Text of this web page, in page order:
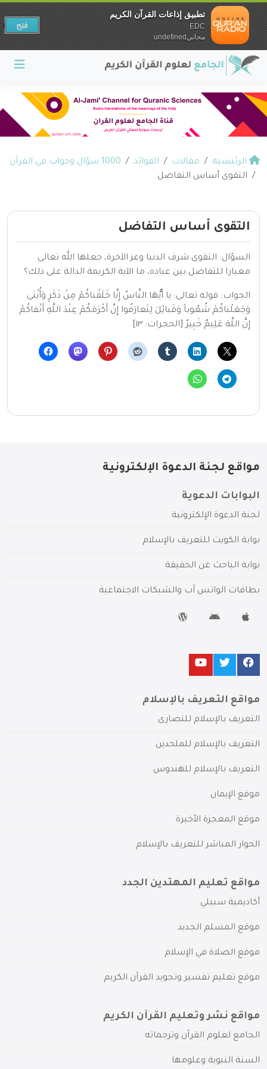
الرئيسية مقالات الفوائد
1000 سؤال وجواب في القرآن
التقوى أساس التفاضل
التقوى أساس التفاضل
السؤال: التقوى شرف الدنيا وعز الآخرة، جعلها الله تعالى
معيارا للتفاضل بين عباده، ما الآية الكريمة الدالة على ذلك؟
الجواب: قوله تعالى: يا أَيُّهَا النَّاسُ إِنَّا خَلَقْناكُمْ مِنْ ذَكَرٍ وَأُنْثى
وَجَعَلْناكُمْ شُعُوباً وَقَبائِلَ لِتَعارَفُوا إِنَّ أَكْرَمَكُمْ عِنْدَ اللَّهِ أَتْقاكُمْ
إِنَّ اللَّهَ عَلِيمٌ خَبِيرٌ [الحجرات: ١٣]
مواقع لجنة الدعوة الإلكترونية
البوابات الدعوية
لجنة الدعوة الإلكترونية
بوابة الكويت للتعريف بالإسلام
بوابة الباحث عن الحقيقة
بطاقات الواتس آب والشبكات الاجتماعية
مواقع التعريف بالإسلام
التعريف بالإسلام للنصارى
التعريف بالإسلام للملحدين
التعريف بالإسلام للهندوس
موقع الإيمان
موقع المعجزة الأخيرة
الحوار المباشر للتعريف بالإسلام
مواقع تعليم المهتدين الجدد
أكاديمية سبيلي
موقع المسلم الجديد
موقع الصلاة في الإسلام
موقع تعليم تفسير وتجويد القرآن الكريم
مواقع نشر وتعليم القرآن الكريم
الجامع لعلوم القرآن وترجماته
السنة النبوية وعلومها
تطبيق إذاعات القرآن الكريم
EDC
مجانيundefined
فتح